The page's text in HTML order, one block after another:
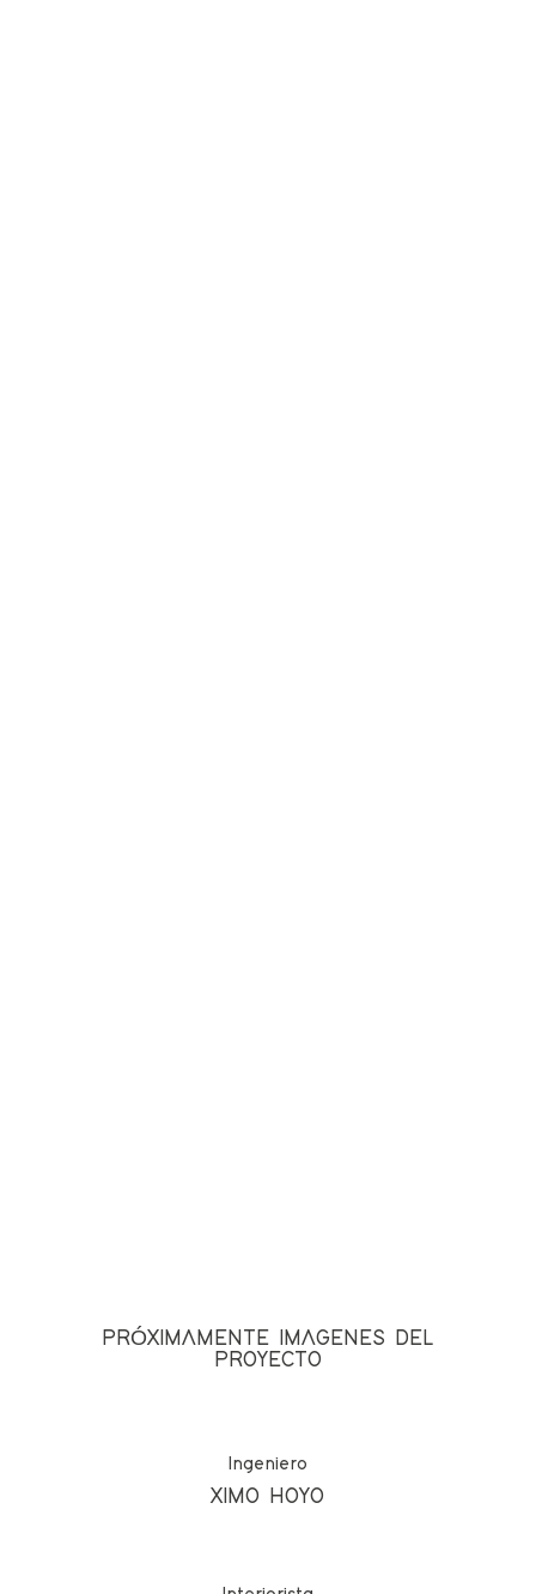
PRÓXIMAMENTE IMAGENES DEL
PROYECTO
Ingeniero
XIMO HOYO